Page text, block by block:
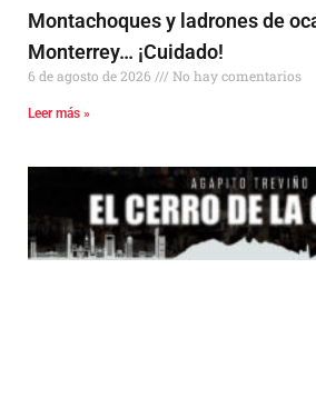
Montachoques y ladrones de
Monterrey… ¡Cuidado!
6 de agosto de 2026 No hay comentarios
Leer más »